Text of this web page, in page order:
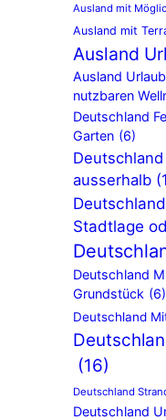
Ausland mit
Ausland mit
Ausland
Ausland
nutzbaren
Deutschland
Garten (6)
ausserhalb
Stadtlage
Deutschland
Grundstück (6)
Deutschland
(16)
Deutschland
Deutschland